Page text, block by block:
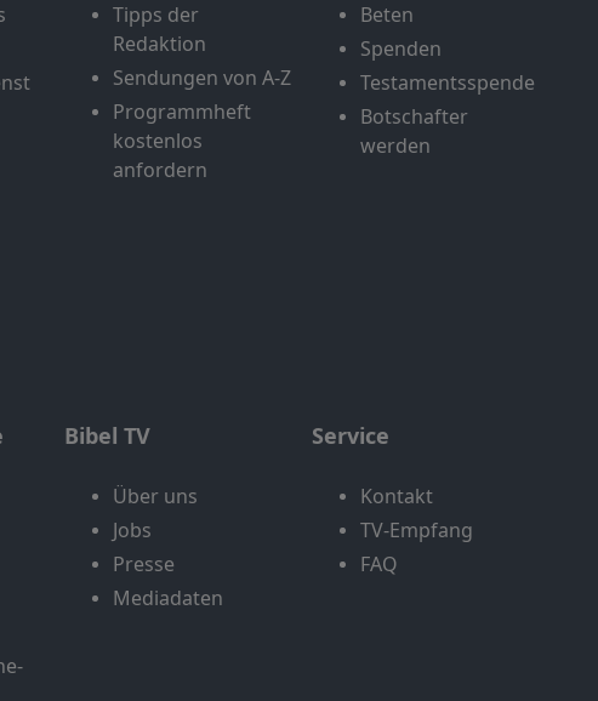
Tipps der
Redaktion
Sendungen von A-Z
Programmheft
kostenlos
anfordern
Beten
Spenden
Testamentsspende
Botschafter
werden
Bibel TV
Über uns
Jobs
Presse
Mediadaten
Service
Kontakt
TV-Empfang
FAQ